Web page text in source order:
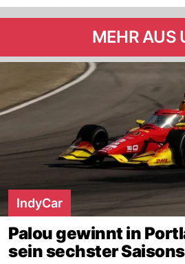
MEHR AUS
IndyCar
Palou gewinnt in
sein sechster